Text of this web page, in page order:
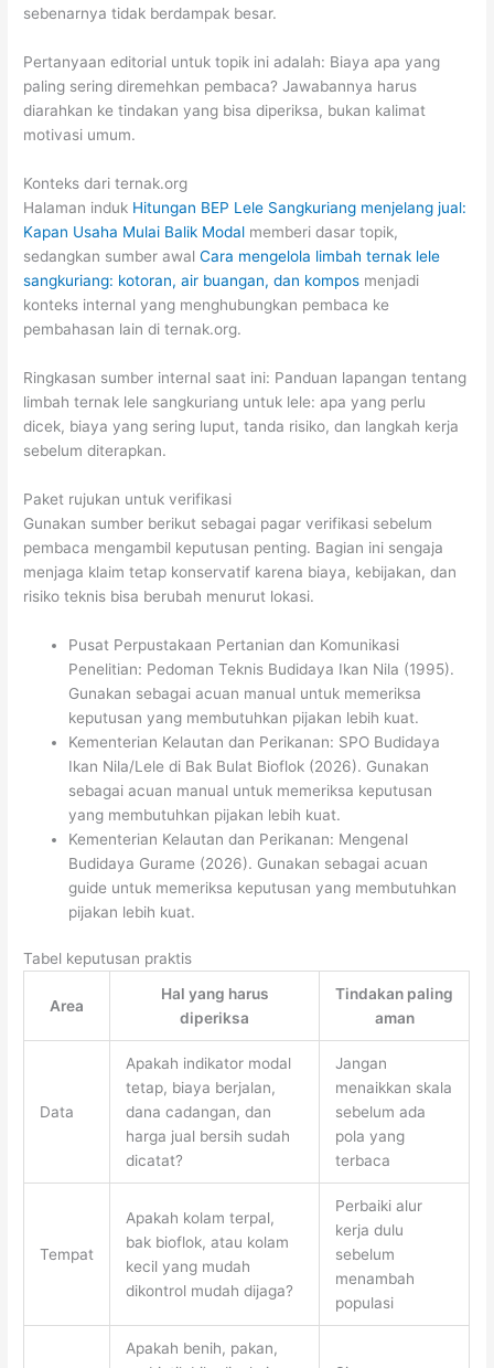
sebenarnya tidak berdampak besar.
Pertanyaan editorial untuk topik ini adalah: Biaya apa yang
paling sering diremehkan pembaca? Jawabannya harus
diarahkan ke tindakan yang bisa diperiksa, bukan kalimat
motivasi umum.
Konteks dari ternak.org
Halaman induk Hitungan BEP Lele Sangkuriang menjelang jual:
Kapan Usaha Mulai Balik Modal memberi dasar topik,
sedangkan sumber awalCara mengelola limbah ternak lele
sangkuriang: kotoran, air buangan, dan kompos menjadi
konteks internal yang menghubungkan pembaca ke
pembahasan lain di ternak.org.
Ringkasan sumber internal saat ini: Panduan lapangan tentang
limbah ternak lele sangkuriang untuk lele: apa yang perlu
dicek, biaya yang sering luput, tanda risiko, dan langkah kerja
sebelum diterapkan.
Paket rujukan untuk verifikasi
Gunakan sumber berikut sebagai pagar verifikasi sebelum
pembaca mengambil keputusan penting. Bagian ini sengaja
menjaga klaim tetap konservatif karena biaya, kebijakan, dan
risiko teknis bisa berubah menurut lokasi.
Pusat Perpustakaan Pertanian dan Komunikasi
Penelitian: Pedoman Teknis Budidaya Ikan Nila (1995).
Gunakan sebagai acuan manual untuk memeriksa
keputusan yang membutuhkan pijakan lebih kuat.
Kementerian Kelautan dan Perikanan: SPO Budidaya
Ikan Nila/Lele di Bak Bulat Bioflok (2026). Gunakan
sebagai acuan manual untuk memeriksa keputusan
yang membutuhkan pijakan lebih kuat.
Kementerian Kelautan dan Perikanan: Mengenal
Budidaya Gurame (2026). Gunakan sebagai acuan
guide untuk memeriksa keputusan yang membutuhkan
pijakan lebih kuat.
Tabel keputusan praktis
Area
Hal yang harus
diperiksa
Tindakan paling
aman
Data
Apakah indikator modal
tetap, biaya berjalan,
dana cadangan, dan
harga jual bersih sudah
dicatat?
Jangan
menaikkan skala
sebelum ada
pola yang
terbaca
Tempat
Apakah kolam terpal,
bak bioflok, atau kolam
kecil yang mudah
dikontrol mudah dijaga?
Perbaiki alur
kerja dulu
sebelum
menambah
populasi
Apakah benih, pakan,